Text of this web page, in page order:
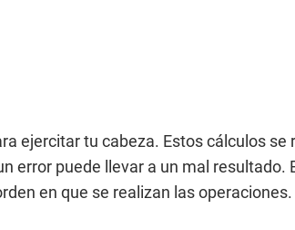
ejercitar tu cabeza. Estos cálculos se
error puede llevar a un mal resultado.
en que se realizan las